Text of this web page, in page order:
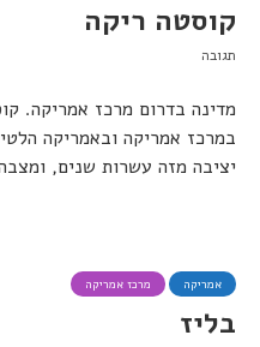
קוסטה ריקה
תגובה
מדינה בדרום מרכז אמריקה.
במרכז אמריקה ובאמריקה
יציבה מזה עשרות שנים,
אמריקה מרכז אמריקה
בליז